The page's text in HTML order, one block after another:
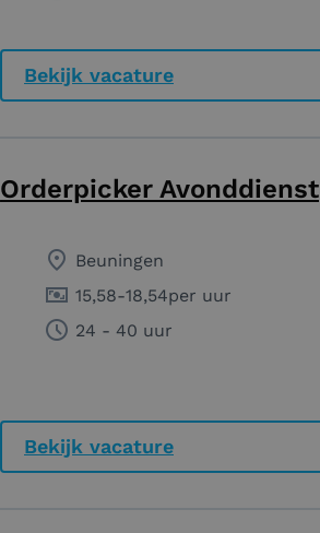
Bekijk vacature
Orderpicker Avonddienst
Beuningen
15,58-18,54per uur
24 - 40 uur
Bekijk vacature